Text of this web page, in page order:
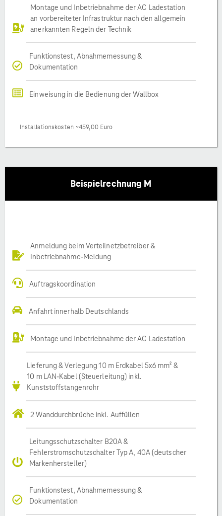
Montage und Inbetriebnahme der AC Ladestation
an vorbereiteter Infrastruktur nach den allgemein
anerkannten Regeln der Technik
Funktionstest, Abnahmemessung &
Dokumentation
Einweisung in die Bedienung der Wallbox
Installationskosten ~459,00 Euro
Beispielrechnung M
Anmeldung beim Verteilnetzbetreiber &
Inbetriebnahme-Meldung
Auftragskoordination
Anfahrt innerhalb Deutschlands
Montage und Inbetriebnahme der AC Ladestation
Lieferung & Verlegung 10 m Erdkabel 5x6 mm² &
10 m LAN-Kabel (Steuerleitung) inkl.
Kunststoffstangenrohr
2 Wanddurchbrüche inkl. Auffüllen
Leitungsschutzschalter B20A &
Fehlerstromschutzschalter Typ A, 40A (deutscher
Markenhersteller)
Funktionstest, Abnahmemessung &
Dokumentation